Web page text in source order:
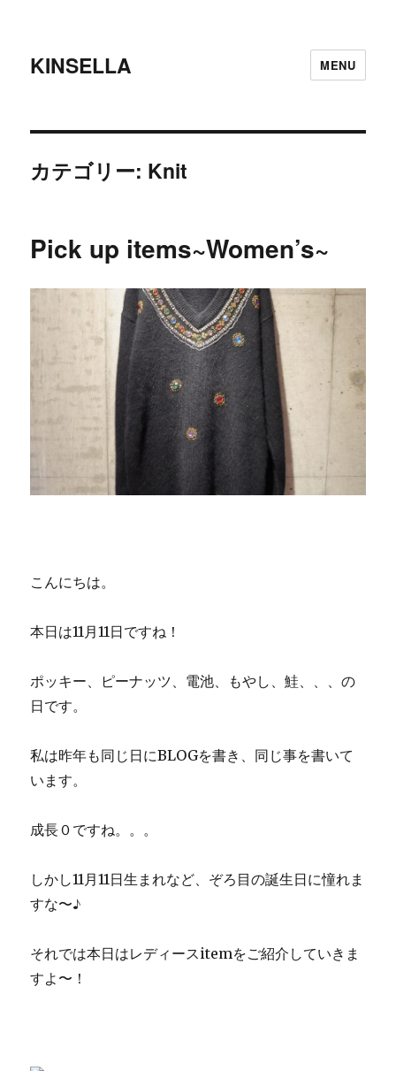
KINSELLA MENU
カテゴリー: Knit
Pick up items~Women’s~
こんにちは。
本日は11月11日ですね！
ポッキー、ピーナッツ、電池、もやし、鮭、、、の
日です。
私は昨年も同じ日にBLOGを書き、同じ事を書いて
います。
成長０ですね。。。
しかし11月11日生まれなど、ぞろ目の誕生日に憧れま
すな〜♪
それでは本日はレディースitemをご紹介していきま
すよ〜！